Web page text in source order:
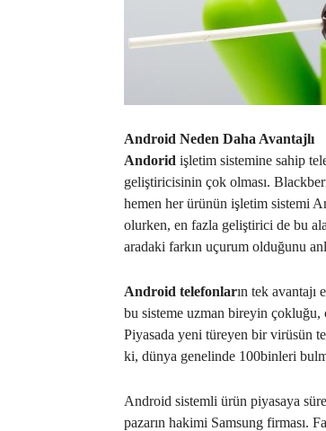
Android Neden Daha Avantajlı
Andorid işletim sistemine sahip
geliştiricisinin çok olması.
hemen her ürünün işletim sistemi
olurken, en fazla geliştirici de bu
aradaki farkın uçurum olduğunu
Android telefonların tek avantajı
bu sisteme uzman bireyin çokluğu,
Piyasada yeni türeyen bir virüsün
ki, dünya genelinde 100binleri
Android sistemli ürün piyasaya
pazarın hakimi Samsung firması.